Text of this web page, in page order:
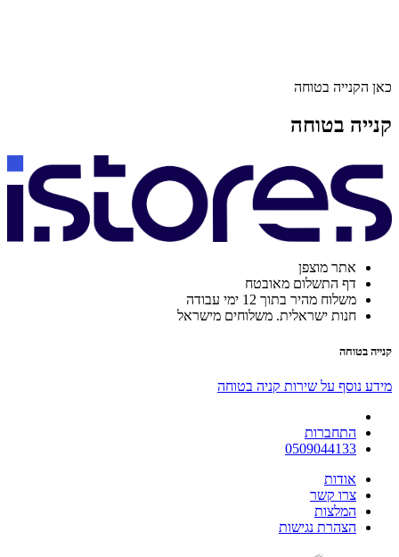
כאן הקנייה בטוחה
קנייה בטוחה
אתר מוצפן
דף התשלום מאובטח
משלוח מהיר בתוך 12 ימי עבודה
חנות ישראלית. משלוחים מישראל
קנייה בטוחה
מידע נוסף על שירות קניה בטוחה
התחברות
0509044133
אודות
צרו קשר
המלצות
הצהרת נגישות